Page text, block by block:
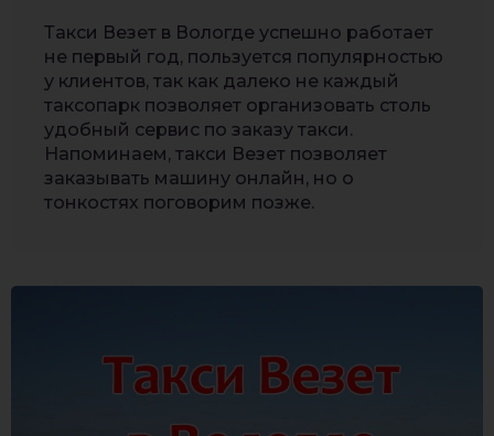
Такси Везет в Вологде успешно работает
не первый год, пользуется популярностью
у клиентов, так как далеко не каждый
таксопарк позволяет организовать столь
удобный сервис по заказу такси.
Напоминаем, такси Везет позволяет
заказывать машину онлайн, но о
тонкостях поговорим позже.